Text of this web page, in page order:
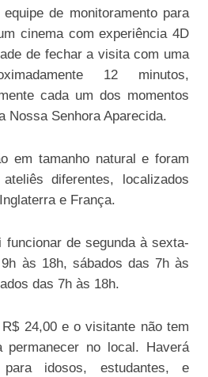
de monitoramento para
cinema com experiência 4D
de fechar a visita com uma
12 minutos,
cada um dos momentos
Nossa Senhora Aparecida.
em tamanho natural e foram
diferentes, localizados
e França.
de segunda à sexta-
às 18h, sábados das 7h às
das 7h às 18h.
24,00 e o visitante não tem
permanecer no local. Haverá
idosos, estudantes, e